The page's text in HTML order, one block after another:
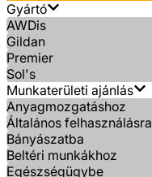
Gyártó
AWDis
Gildan
Premier
Sol's
Munkaterületi ajánlás
Anyagmozgatáshoz
Általános felhasználásra
Bányászatba
Beltéri munkákhoz
Egészségügybe